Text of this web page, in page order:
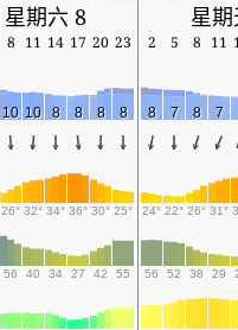
星期六 8 星
8 11 14 17 20 23 2 5 8 11
10 10 8 8 8 8 8 7 8 7
26° 32° 34° 36° 30° 25° 24° 22° 26° 31°
56 40 34 27 42 55 56 52 38 29